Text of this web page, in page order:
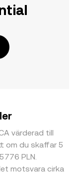
värderad till
om du skaffar 5
PLN.
motsvara cirka